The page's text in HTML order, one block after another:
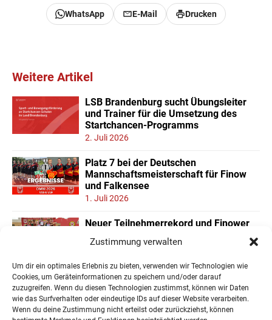
Zustimmung verwalten
Um dir ein optimales Erlebnis zu bieten, verwenden wir Technologien wie
Cookies, um Geräteinformationen zu speichern und/oder darauf
zuzugreifen. Wenn du diesen Technologien zustimmst, können wir Daten
wie das Surfverhalten oder eindeutige IDs auf dieser Website verarbeiten.
Wenn du deine Zustimmung nicht erteilst oder zurückziehst, können
WhatsApp E-Mail Drucken
Weitere Artikel
LSB Brandenburg sucht Übungsleiter
und Trainer für die Umsetzung des
Startchancen-Programms
2. Juli 2026
Platz 7 bei der Deutschen
Mannschaftsmeisterschaft für Finow
und Falkensee
1. Juli 2026
Neuer Teilnehmerrekord und Finower
Landesmannschaftspokal U11/13
« Ältere Einträge